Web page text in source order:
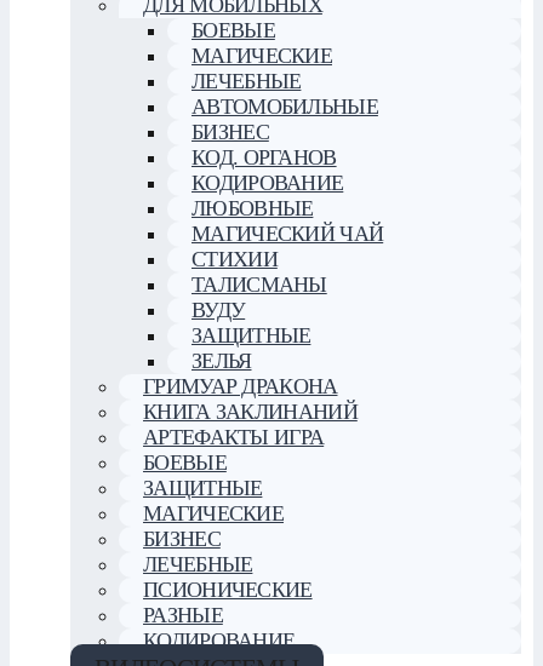
БОЕВЫЕ
МАГИЧЕСКИЕ
ЛЕЧЕБНЫЕ
АВТОМОБИЛЬНЫЕ
БИЗНЕС
КОД. ОРГАНОВ
КОДИРОВАНИЕ
ЛЮБОВНЫЕ
МАГИЧЕСКИЙ ЧАЙ
СТИХИИ
ТАЛИСМАНЫ
ВУДУ
ЗАЩИТНЫЕ
ЗЕЛЬЯ
ГРИМУАР ДРАКОНА
КНИГА ЗАКЛИНАНИЙ
АРТЕФАКТЫ ИГРА
БОЕВЫЕ
ЗАЩИТНЫЕ
МАГИЧЕСКИЕ
БИЗНЕС
ЛЕЧЕБНЫЕ
ПСИОНИЧЕСКИЕ
РАЗНЫЕ
КОДИРОВАНИЕ